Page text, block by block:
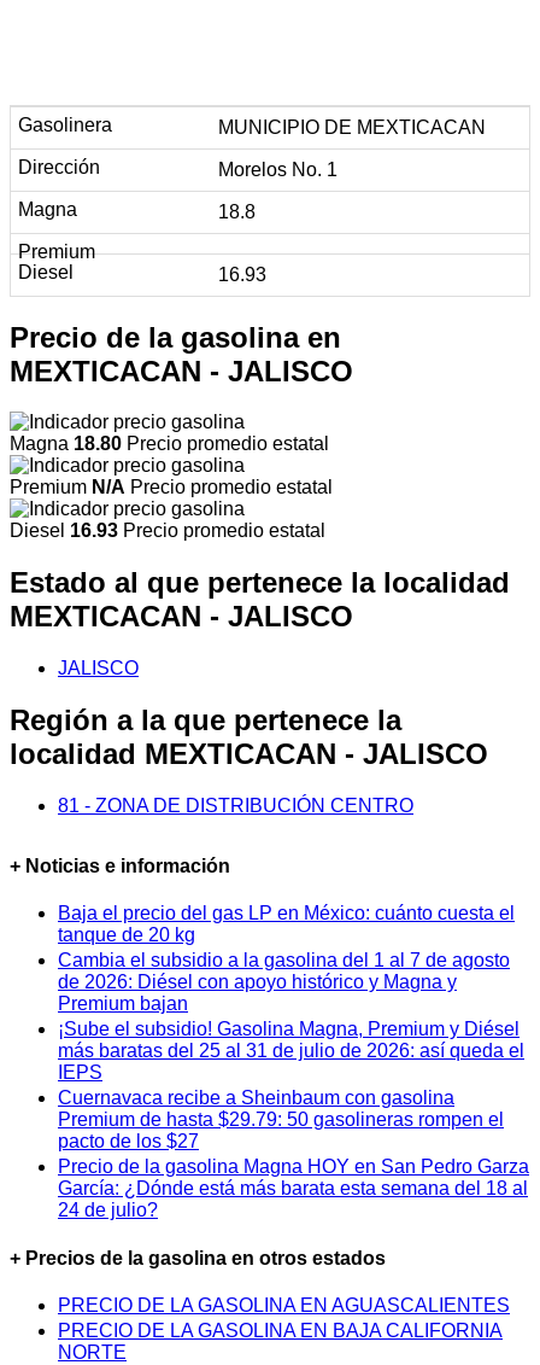
MUNICIPIO DE MEXTICACAN
Morelos No. 1
18.8
16.93
Precio de la gasolina en
MEXTICACAN - JALISCO
Magna 18.80 Precio promedio estatal
Premium N/A Precio promedio estatal
Diesel 16.93 Precio promedio estatal
Estado al que pertenece la localidad
MEXTICACAN - JALISCO
JALISCO
Región a la que pertenece la
localidad MEXTICACAN - JALISCO
81 - ZONA DE DISTRIBUCIÓN CENTRO
+ Noticias e información
Baja el precio del gas LP en México: cuánto cuesta el
tanque de 20 kg
Cambia el subsidio a la gasolina del 1 al 7 de agosto
de 2026: Diésel con apoyo histórico y Magna y
Premium bajan
¡Sube el subsidio! Gasolina Magna, Premium y Diésel
más baratas del 25 al 31 de julio de 2026: así queda el
IEPS
Cuernavaca recibe a Sheinbaum con gasolina
Premium de hasta $29.79: 50 gasolineras rompen el
pacto de los $27
Precio de la gasolina Magna HOY en San Pedro Garza
García: ¿Dónde está más barata esta semana del 18 al
24 de julio?
+ Precios de la gasolina en otros estados
PRECIO DE LA GASOLINA EN AGUASCALIENTES
PRECIO DE LA GASOLINA EN BAJA CALIFORNIA
NORTE